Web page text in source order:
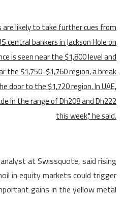
are likely to take further cues from
central bankers in Jackson Hole on
is seen near the $1,800 level and
the $1,750-$1,760 region, a break
door to the $1,720 region. In UAE,
in the range of Dh208 and Dh222
this week," he said.
at Swissquote, said rising
in equity markets could trigger
gains in the yellow metal.